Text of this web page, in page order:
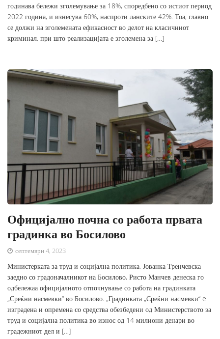
годинава бележи зголемување за 18%, споредбено со истиот период
2022 година, и изнесува 60%, наспроти ланските 42%. Тоа, главно
се должи на зголемената ефикасност во делот на класичниот
криминал, при што реализацијата е зголемена за […]
Официјално почна со работа првата
градинка во Босилово
септември 4, 2023
Министерката за труд и социјална политика, Јованка Тренчевска
заедно со градоначалникот на Босилово, Ристо Манчев денеска го
одбележаа официјалното отпочнување со работа на градинката
„Среќни насмевки“ во Босилово. „Градинката „Среќни насмевки“ e
изградена и опремена со средства обезбедени од Министерството за
труд и социјална политика во износ од 14 милиони денари во
градежниот дел и […]